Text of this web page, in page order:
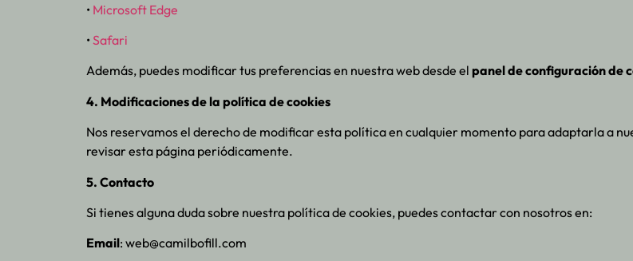
• Microsoft Edge
• Safari
Además, puedes modificar tus preferencias en nuestra web desde el panel de configuración de
4. Modificaciones de la política de cookies
Nos reservamos el derecho de modificar esta política en cualquier momento para adaptarla a
revisar esta página periódicamente.
5. Contacto
Si tienes alguna duda sobre nuestra política de cookies, puedes contactar con nosotros en:
Email: web@camilbofill.com